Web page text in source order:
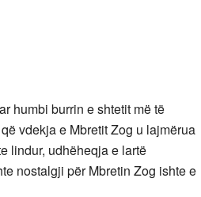
humbi burrin e shtetit më të
vdekja e Mbretit Zog u lajmërua
lindur, udhëheqja e lartë
nostalgji për Mbretin Zog ishte e